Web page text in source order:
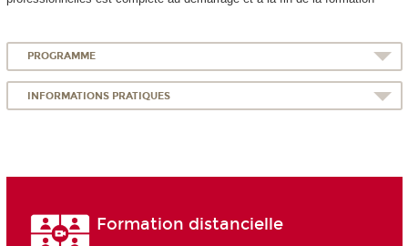
PROGRAMME
INFORMATIONS PRATIQUES
Formation distancielle